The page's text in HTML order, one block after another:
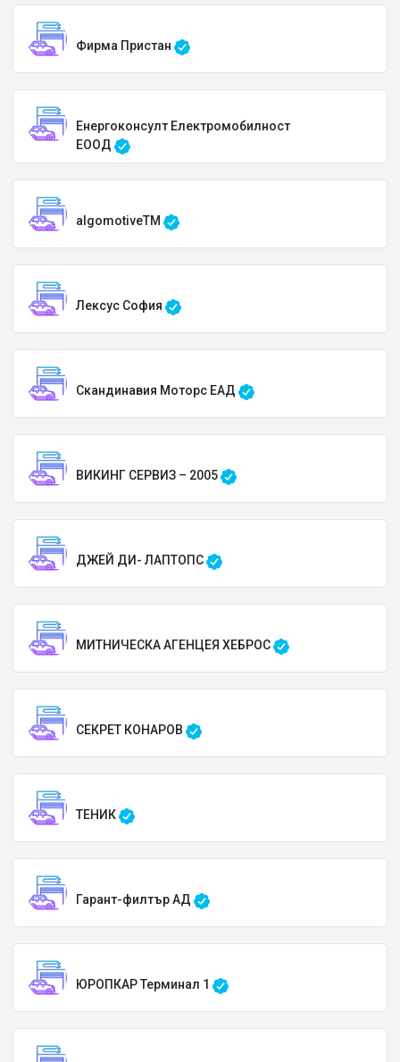
Фирма Пристан
Енергоконсулт Електромобилност
ЕООД
algomotiveTM
Лексус София
Скандинавия Моторс ЕАД
ВИКИНГ СЕРВИЗ – 2005
ДЖЕЙ ДИ- ЛАПТОПС
МИТНИЧЕСКА АГЕНЦЕЯ ХЕБРОС
СЕКРЕТ КОНАРОВ
ТЕНИК
Гарант-филтър АД
ЮРОПКАР Терминал 1